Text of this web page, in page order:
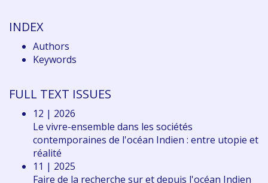
INDEX
Authors
Keywords
FULL TEXT ISSUES
12 | 2026
Le vivre-ensemble dans les sociétés
contemporaines de l'océan Indien : entre utopie et
réalité
11 | 2025
Faire de la recherche sur et depuis l'océan Indien